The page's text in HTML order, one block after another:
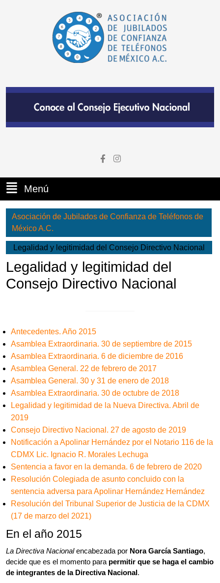
Menú
Asociación de Jubilados de Confianza de Teléfonos de
México A.C.
Legalidad y legitimidad del Consejo Directivo Nacional
Legalidad y legitimidad del
Consejo Directivo Nacional
Antecedentes. Año 2015
Asamblea Extraordinaria. 30 de septiembre de 2015
Asamblea Extraordinaria. 6 de diciembre de 2016
Asamblea General. 22 de febrero de 2017
Asamblea General. 30 y 31 de enero de 2018
Asamblea Extraordinaria. 30 de octubre de 2018
Legalidad y legitimidad de la Nueva Directiva. Abril de
2019
Consejo Directivo Nacional. 27 de agosto de 2019
Notificación a Apolinar Hernández por el Notario 116 de la
CDMX Lic. Ignacio R. Morales Lechuga
Sentencia a favor en la demanda. 6 de febrero de 2020
Resolución Colegiada de asunto concluido con la
sentencia adversa para Apolinar Hernández Hernández
Resolución del Tribunal Superior de Justicia de la CDMX
(17 de marzo del 2021)
En el año 2015
La Directiva Nacionalencabezada por Nora García Santiago,
decide que es el momento para permitir que se haga el cambio
de integrantes de la Directiva Nacional.